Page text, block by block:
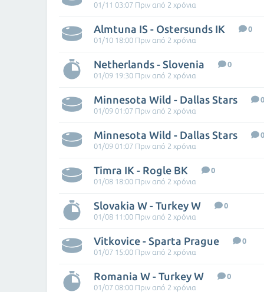
01/11 03:07 Πριν από 2 χρόνια
Almtuna IS - Ostersunds IK
0
01/10 18:00 Πριν από 2 χρόνια
Netherlands - Slovenia
0
01/09 19:30 Πριν από 2 χρόνια
Minnesota Wild - Dallas Stars
0
01/09 01:07 Πριν από 2 χρόνια
Minnesota Wild - Dallas Stars
0
01/09 01:07 Πριν από 2 χρόνια
Timra IK - Rogle BK
0
01/08 18:00 Πριν από 2 χρόνια
Slovakia W - Turkey W
0
01/08 11:00 Πριν από 2 χρόνια
Vitkovice - Sparta Prague
0
01/07 15:00 Πριν από 2 χρόνια
Romania W - Turkey W
0
01/07 08:00 Πριν από 2 χρόνια